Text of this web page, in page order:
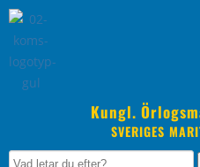
Kungl.
SVERIGES